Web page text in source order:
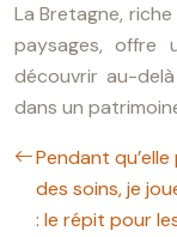
La Bretagne,
paysages, offre
découvrir au-
dans un
Pendant
des soins, je
: le répit pour